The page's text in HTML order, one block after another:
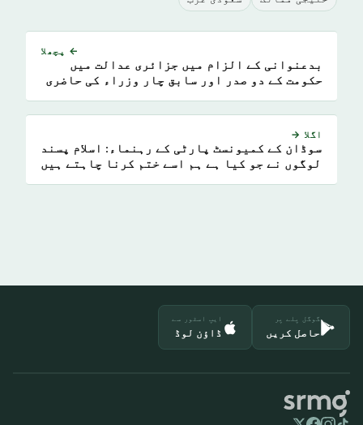
← پچھلا
بدعنوانی کے الزام میں جزائری عدالت میں
حکومت کے دو صدر اور سابق چار وزراء کی حاضری
اگلا →
سوڈان کے کمیونسٹ پارٹی کے رہنماء: اسلام پسند
لوگوں نے جو کیا ہے ہم اسے ختم کرنا چاہتے ہیں
گوگل پلے پر
حاصل کریں
ایپ اسٹور سے
ڈاؤن لوڈ